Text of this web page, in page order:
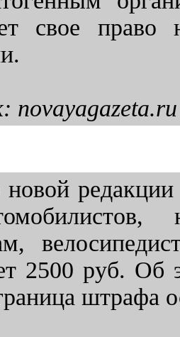
свое
novayagazeta.ru
новой
2500 руб.
штрафа